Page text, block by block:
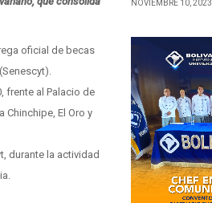
oficial de becas
frente al Palacio de
El Oro y
durante la actividad
NOVIEMBRE 10, 2023